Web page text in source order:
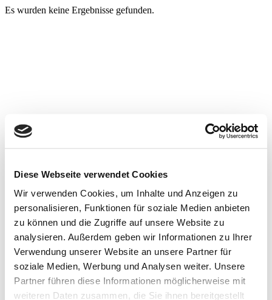
Diese Webseite verwendet Cookies
Wir verwenden Cookies, um Inhalte und Anzeigen zu
personalisieren, Funktionen für soziale Medien anbieten
zu können und die Zugriffe auf unsere Website zu
analysieren. Außerdem geben wir Informationen zu Ihrer
Verwendung unserer Website an unsere Partner für
soziale Medien, Werbung und Analysen weiter. Unsere
Partner führen diese Informationen möglicherweise mit
weiteren Daten zusammen, die Sie ihnen bereitgestellt
Es wurden keine Ergebnisse gefunden.